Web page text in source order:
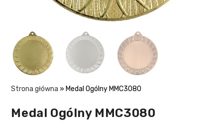
Strona główna »Medal Ogólny MMC3080
Medal Ogólny MMC3080